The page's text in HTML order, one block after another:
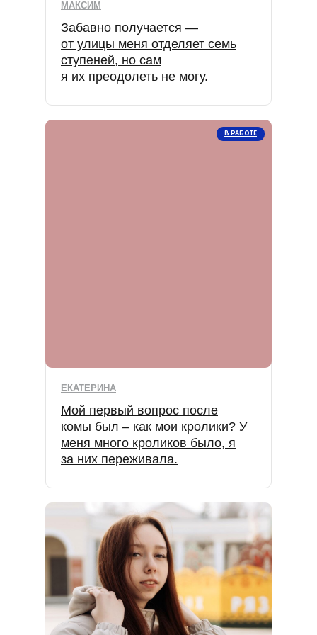
Забавно получается —
от улицы меня отделяет семь
ступеней, но сам
я их преодолеть не могу.
МАКСИМ
Мой первый вопрос после
комы был – как мои кролики? У
меня много кроликов было, я
за них переживала.
ЕКАТЕРИНА
В РАБОТЕ